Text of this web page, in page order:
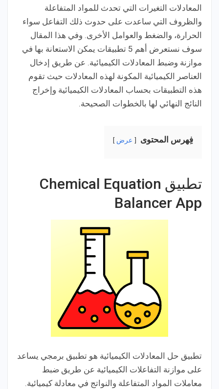
المعادلات التغيرات التي تحدث للمواد المتفاعلة
والظروف التي ساعدت على حدوث ذلك التفاعل سواء
الحرارة، والضغط والعوامل الأخرى. وفي هذا المقال
سوف نستعرض أهم 5 تطبيقات يمكن الاستعانة بها في
موازنة وضبط المعادلات الكيميائية. عن طريق إدخال
العناصر الكيميائية المكونة لهذه المعادلات حيث تقوم
هذه التطبيقات بحساب المعادلات الكيميائية وإخراج
النائج النهائي لها بالخطوات الصحيحة.
فِهرس المحتوى عرض
تطبيق Chemical Equation
Balancer App
تطبيق حل المعادلات الكيميائية هو تطبيق برمجي يساعد
على موازنة التفاعلات الكيميائية عن طريق ضبط
معاملات المواد المتفاعلة والنواتج في معادلة كيميائية.